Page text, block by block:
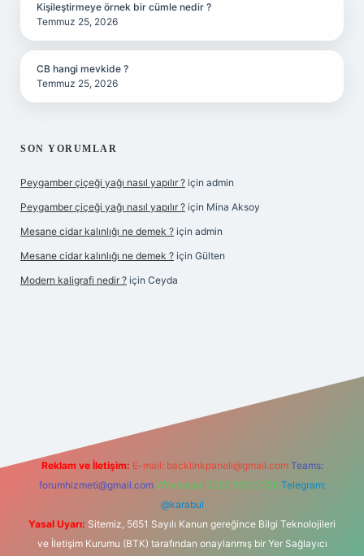
Kişileştirmeye örnek bir cümle nedir ?
Temmuz 25, 2026
CB hangi mevkide ?
Temmuz 25, 2026
SON YORUMLAR
Peygamber çiçeği yağı nasıl yapılır ? için admin
Peygamber çiçeği yağı nasıl yapılır ? için Mina Aksoy
Mesane cidar kalınlığı ne demek ? için admin
Mesane cidar kalınlığı ne demek ? için Gülten
Modern kaligrafi nedir ? için Ceyda
Reklam ve İletişim: E-mail: backlinkpaneli@gmail.com Teams:
forumhizmeti@gmail.com Whatsapp: 0262 606 0 726 Telegram:
@karabul
Yasal Uyarı: Sitemiz, 5651 Sayılı Kanun gereğince Bilgi Teknolojileri
ve İletişim Kurumu (BTK) tarafından onaylanmış bir Yer Sağlayıcı